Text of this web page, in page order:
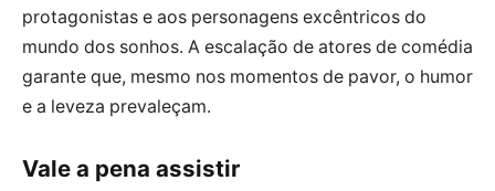
protagonistas e aos personagens excêntricos do
mundo dos sonhos. A escalação de atores de comédia
garante que, mesmo nos momentos de pavor, o humor
e a leveza prevaleçam.
Vale a pena assistir